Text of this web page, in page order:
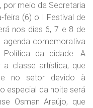
por meio da Secretaria
feira (6) o I Festival de
nos dias 6, 7 e 8 de
agenda comemorativa
da cidade. A
classe artística, que
no setor devido à
especial da noite será
Osman Araújo, que